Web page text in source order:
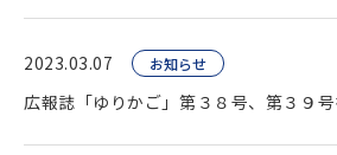
2023.03.07 お知らせ
広報誌「ゆりかご」第３８号、第３９号